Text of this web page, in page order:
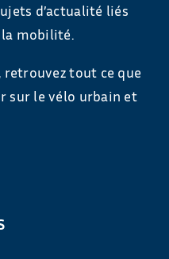
d’actualité liés
mobilité.
retrouvez tout ce que
sur le vélo urbain et